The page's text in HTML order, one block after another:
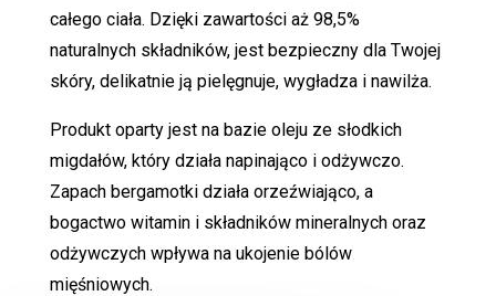
całego ciała. Dzięki zawartości aż 98,5%
naturalnych składników, jest bezpieczny dla Twojej
skóry, delikatnie ją pielęgnuje, wygładza i nawilża.
Produkt oparty jest na bazie oleju ze słodkich
migdałów, który działa napinająco i odżywczo.
Zapach bergamotki działa orzeźwiająco, a
bogactwo witamin i składników mineralnych oraz
odżywczych wpływa na ukojenie bólów
mięśniowych.